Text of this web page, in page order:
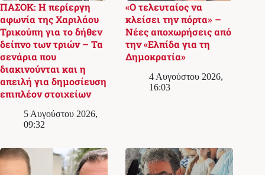
ΠΑΣΟΚ: Η περίεργη
αφωνία της Χαριλάου
Τρικούπη για το δήθεν
δείπνο των τριών – Τα
σενάρια που
διακινούνται και η
απειλή για δημοσίευση
επιπλέον στοιχείων
5 Αυγούστου 2026,
09:32
«Ο τελευταίος να
κλείσει την πόρτα» –
Νέες αποχωρήσεις από
την «Ελπίδα για τη
Δημοκρατία»
4 Αυγούστου 2026,
16:03